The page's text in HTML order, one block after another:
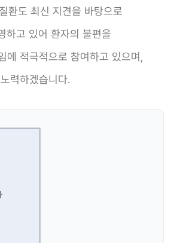
환도 최신 지견을 바탕으로
하고 있어 환자의 불편을
에 적극적으로 참여하고 있으며,
력하겠습니다.